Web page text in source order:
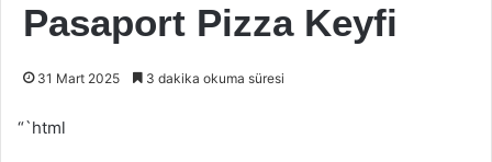
Pasaport Pizza Keyfi
31 Mart 2025 3 dakika okuma süresi
“`html